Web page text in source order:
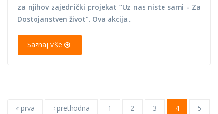
za njihov zajednički projekat “Uz nas niste sami - Za
Dostojanstven život”. Ova akcija...
Saznaj više
« prva ‹ prethodna 1 2 3 4
5